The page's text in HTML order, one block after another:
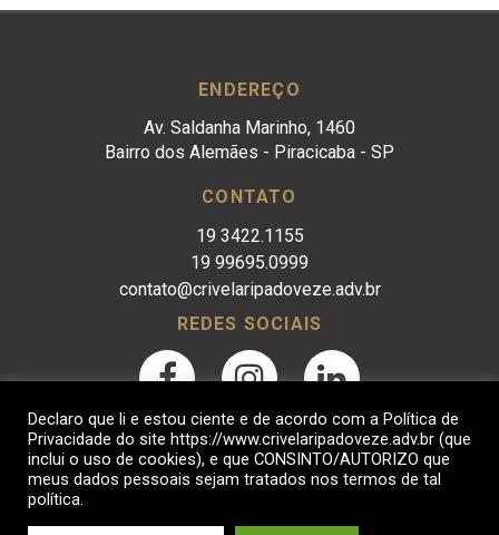
ENDEREÇO
Av. Saldanha Marinho, 1460
Bairro dos Alemães - Piracicaba - SP
CONTATO
19 3422.1155
19 99695.0999
contato@crivelaripadoveze.adv.br
REDES SOCIAIS
Crivelari & Padoveze Advocacia Empresarial. © 2017
Declaro que li e estou ciente e de acordo com a Política de
Privacidade do site https://www.crivelaripadoveze.adv.br (que
inclui o uso de cookies), e que CONSINTO/AUTORIZO que
meus dados pessoais sejam tratados nos termos de tal
política.